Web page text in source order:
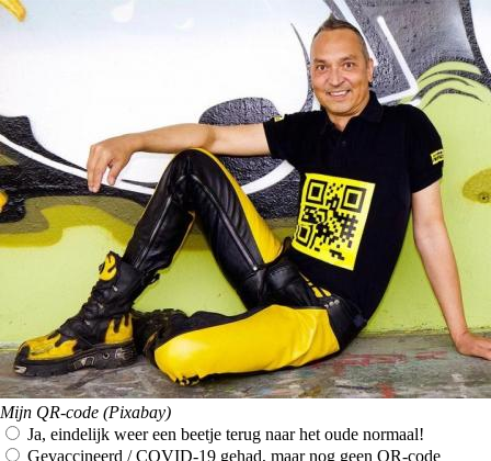
Mijn QR-code (Pixabay)
Ja, eindelijk weer een beetje terug naar het oude normaal!
Gevaccineerd / COVID-19 gehad, maar nog geen QR-code